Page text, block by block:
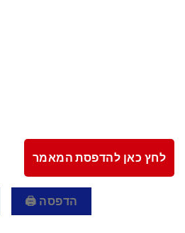
לחץ כאן להדפסת המאמר
הדפסה 🖨